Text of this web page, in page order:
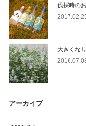
伐採時の
大きくな
アーカイブ